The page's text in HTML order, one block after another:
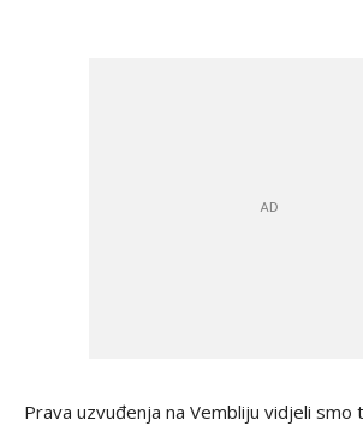
Prava uzvuđenja na Vembliju vidjeli smo